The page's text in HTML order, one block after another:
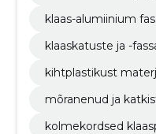
klaas-alumiinium
klaaskatuste ja -
kihtplastikust
mõranenud ja
kolmekordsed